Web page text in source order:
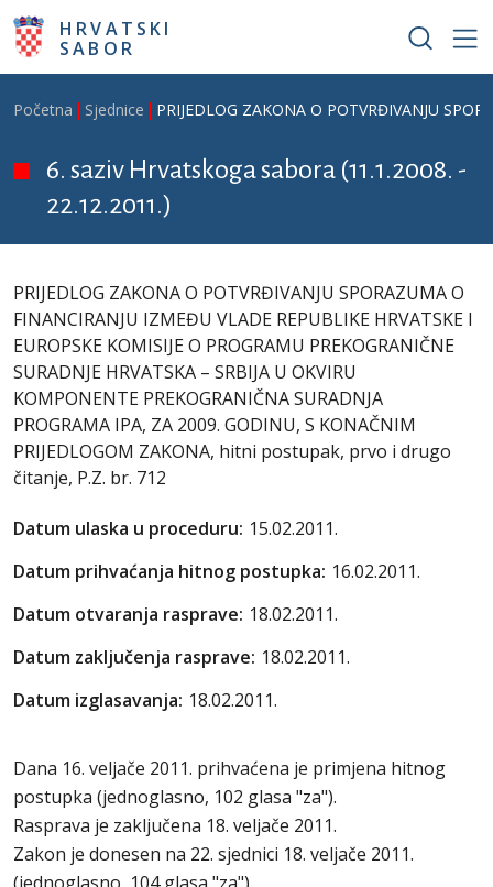
Skoči na glavni sadržaj
HRVATSKI
SABOR
Breadcrumb
Početna Sjednice PRIJEDLOG ZAKONA O POTVRĐIVANJU
6. saziv Hrvatskoga sabora (11.1.2008. -
22.12.2011.)
PRIJEDLOG ZAKONA O POTVRĐIVANJU SPORAZUMA O
FINANCIRANJU IZMEĐU VLADE REPUBLIKE HRVATSKE I
EUROPSKE KOMISIJE O PROGRAMU PREKOGRANIČNE
SURADNJE HRVATSKA – SRBIJA U OKVIRU
KOMPONENTE PREKOGRANIČNA SURADNJA
PROGRAMA IPA, ZA 2009. GODINU, S KONAČNIM
PRIJEDLOGOM ZAKONA, hitni postupak, prvo i drugo
čitanje, P.Z. br. 712
Datum ulaska u proceduru: 15.02.2011.
Datum prihvaćanja hitnog postupka: 16.02.2011.
Datum otvaranja rasprave: 18.02.2011.
Datum zaključenja rasprave: 18.02.2011.
Datum izglasavanja: 18.02.2011.
Dana 16. veljače 2011. prihvaćena je primjena hitnog
postupka (jednoglasno, 102 glasa "za").
Rasprava je zaključena 18. veljače 2011.
Zakon je donesen na 22. sjednici 18. veljače 2011.